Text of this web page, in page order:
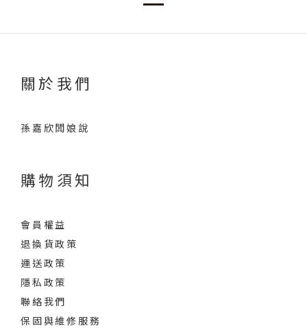
關於我們
孫嘉欣闆娘說
購物須知
會員權益
退換貨政策
運送政策
隱私政策
聯絡我們
保固與維修服務